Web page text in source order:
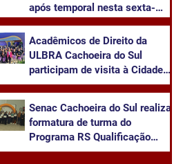
após temporal nesta sexta-
Acadêmicos de Direito da
ULBRA Cachoeira do Sul
participam de visita à Cidade
da Advocacia
Senac Cachoeira do Sul realiza
formatura de turma do
Programa RS Qualificação
Recomeçar em Candelária